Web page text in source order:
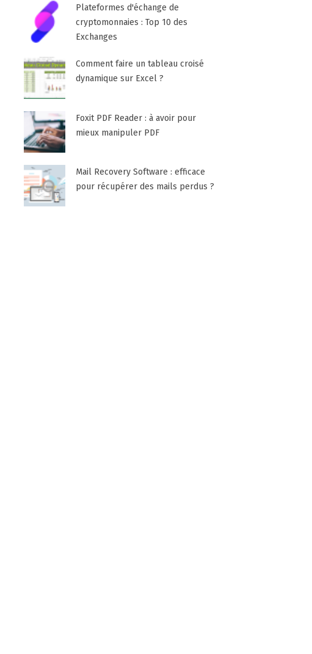
Plateformes d'échange de
cryptomonnaies : Top 10 des
Exchanges
Comment faire un tableau croisé
dynamique sur Excel ?
Foxit PDF Reader : à avoir pour
mieux manipuler PDF
Mail Recovery Software : efficace
pour récupérer des mails perdus ?